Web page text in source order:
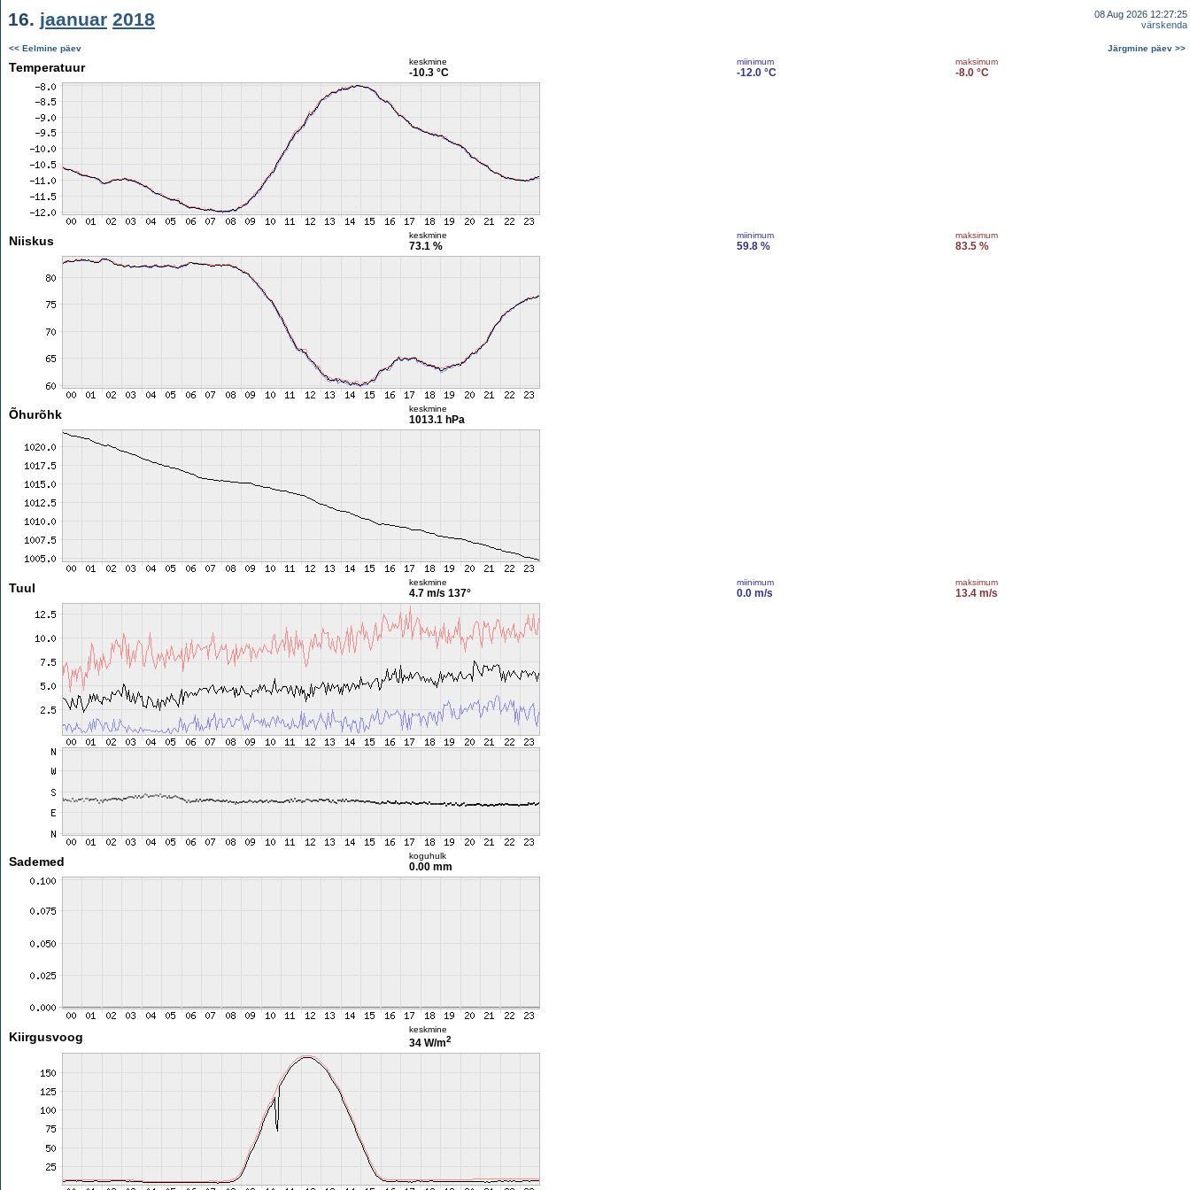
16. jaanuar 2018
08 Aug 2026 12:27:25
värskenda
<< Eelmine päev Järgmine päev >>
Temperatuur keskmine
-10.3 °C
miinimum
-12.0 °C
maksimum
-8.0 °C
Niiskus keskmine
73.1 %
miinimum
59.8 %
maksimum
83.5 %
Õhurõhk keskmine
1013.1 hPa
Tuul keskmine
4.7 m/s 137°
miinimum
0.0 m/s
maksimum
13.4 m/s
Sademed koguhulk
0.00 mm
Kiirgusvoog
keskmine
34 W/m2